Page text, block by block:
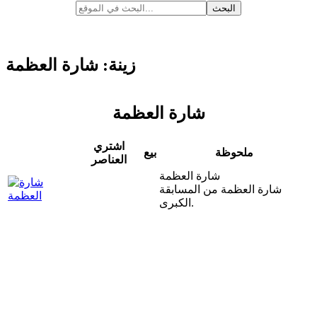
زينة: شارة العظمة
شارة العظمة
اشتري
العناصر
بيع
ملحوظة
شارة العظمة
شارة العظمة من المسابقة
الكبرى.